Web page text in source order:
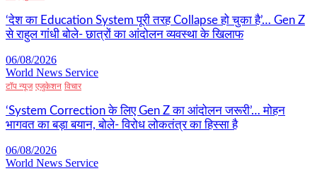
‘देश का Education System पूरी तरह Collapse हो चुका है’… Gen Z
से राहुल गांधी बोले- छात्रों का आंदोलन व्यवस्था के खिलाफ
06/08/2026
World News Service
टॉप न्यूज एजुकेशन विचार
‘System Correction के लिए Gen Z का आंदोलन जरूरी’… मोहन
भागवत का बड़ा बयान, बोले- विरोध लोकतंत्र का हिस्सा है
06/08/2026
World News Service